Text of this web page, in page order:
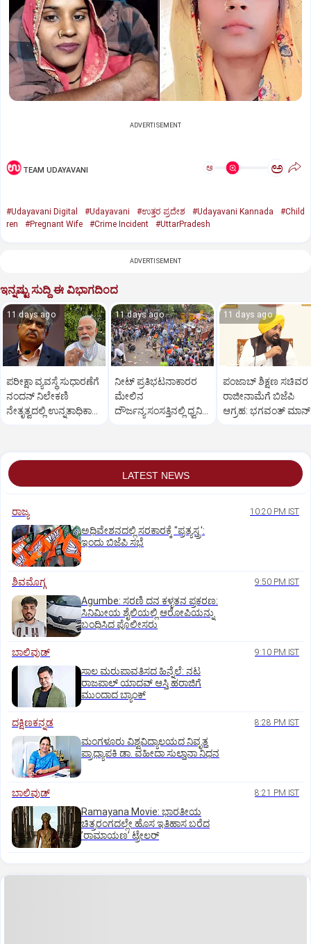
ADVERTISEMENT
TEAM UDAYAVANI ಅ ಅ
#Udayavani Digital #Udayavani #ಉತ್ತರ ಪ್ರದೇಶ #Udayavani Kannada
#Child
ren
#Pregnant Wife #Crime Incident #UttarPradesh
ADVERTISEMENT
ಇನ್ನಷ್ಟು ಸುದ್ದಿ ಈ ವಿಭಾಗದಿಂದ
11 days ago
ಪರೀಕ್ಷಾ ವ್ಯವಸ್ಥೆ ಸುಧಾರಣೆಗೆ
ನಂದನ್ ನಿಲೇಕಣಿ
ನೇತೃತ್ವದಲ್ಲಿ ಉನ್ನತಾಧಿಕಾರ
11 days ago
ನೀಟ್ ಪ್ರತಿಭಟನಾಕಾರರ
ಮೇಲಿನ
ದೌರ್ಜನ್ಯ:ಸಂಸತ್ತಿನಲ್ಲಿ ಧ್ವನಿ
11 days ago
ಪಂಜಾಬ್ ಶಿಕ್ಷಣ ಸಚಿವರ
ರಾಜೀನಾಮೆಗೆ ಬಿಜೆಪಿ
ಆಗ್ರಹ: ಭಗವಂತ್ ಮಾನ್
LATEST NEWS
ರಾಜ್ಯ 10:20 PM IST
ಅಧಿವೇಶನದಲ್ಲಿ ಸರಕಾರಕ್ಕೆ "ಪ್ರತ್ಯಸ್ತ್ರ':
ಇಂದು ಬಿಜೆಪಿ ಸಭೆ
ಶಿವಮೊಗ್ಗ 9:50 PM IST
Agumbe: ಸರಣಿ ದನ ಕಳ್ಳತನ ಪ್ರಕರಣ:
ಸಿನಿಮೀಯ ಶೈಲಿಯಲ್ಲಿ ಆರೋಪಿಯನ್ನು
ಬಂಧಿಸಿದ ಪೊಲೀಸರು
ಬಾಲಿವುಡ್‌ 9:10 PM IST
ಸಾಲ ಮರುಪಾವತಿಸದ ಹಿನ್ನೆಲೆ: ನಟ
ರಾಜಪಾಲ್ ಯಾದವ್‌ ಆಸ್ತಿ ಹರಾಜಿಗೆ
ಮುಂದಾದ ಬ್ಯಾಂಕ್
ದಕ್ಷಿಣಕನ್ನಡ 8:28 PM IST
ಮಂಗಳೂರು ವಿಶ್ವವಿದ್ಯಾಲಯದ ನಿವೃತ್ತ
ಪ್ರಾಧ್ಯಾಪಕಿ ಡಾ. ವಹೀದಾ ಸುಲ್ತಾನಾ ನಿಧನ
ಬಾಲಿವುಡ್‌ 8:21 PM IST
Ramayana Movie: ಭಾರತೀಯ
ಚಿತ್ರರಂಗದಲ್ಲೇ ಹೊಸ ಇತಿಹಾಸ ಬರೆದ
ʼರಾಮಾಯಣʼ ಟ್ರೇಲರ್